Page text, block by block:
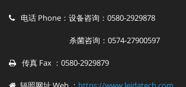
电话 Phone：设备咨询：0580-2929878
杀菌咨询：0574-27900597
传真 Fax ：0580-2929879